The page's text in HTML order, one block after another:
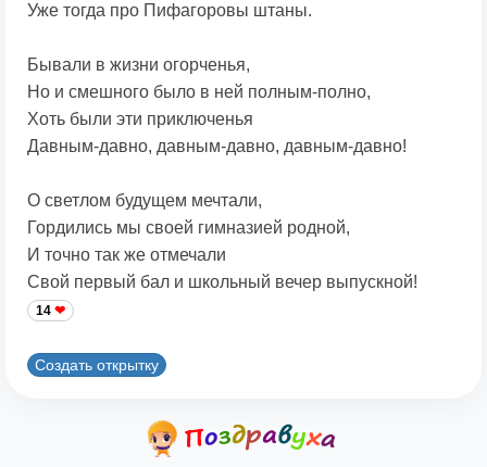
Уже тогда про Пифагоровы штаны.
Бывали в жизни огорченья,
Но и смешного было в ней полным-полно,
Хоть были эти приключенья
Давным-давно, давным-давно, давным-давно!
О светлом будущем мечтали,
Гордились мы своей гимназией родной,
И точно так же отмечали
Свой первый бал и школьный вечер выпускной!
14
Создать открытку